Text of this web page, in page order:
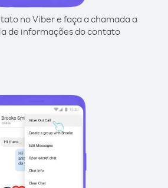
no Viber e faça a chamada a
de informações do contato